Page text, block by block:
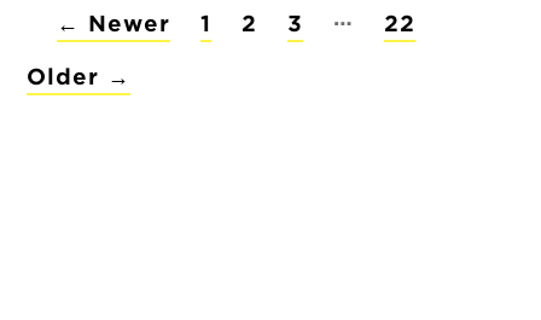
POSTS
PAGINATION
← Newer 1 2 3 … 22
Older →